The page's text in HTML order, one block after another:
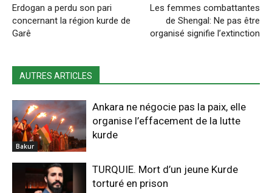
Erdogan a perdu son pari
concernant la région kurde de
Garê
Les femmes combattantes
de Shengal: Ne pas être
organisé signifie l’extinction
AUTRES ARTICLES
Bakur
Ankara ne négocie pas la paix, elle
organise l’effacement de la lutte
kurde
TURQUIE. Mort d’un jeune Kurde
torturé en prison